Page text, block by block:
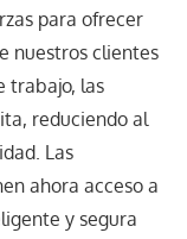
para ofrecer
nuestros clientes
trabajo, las
reduciendo al
Las
ahora acceso a
y segura